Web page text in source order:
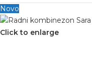
Novo
Click to enlarge